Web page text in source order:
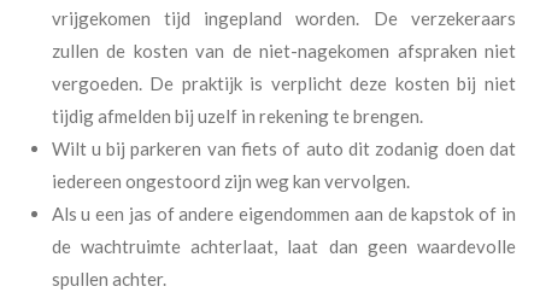
vrijgekomen tijd ingepland worden. De verzekeraars
zullen de kosten van de niet-nagekomen afspraken niet
vergoeden. De praktijk is verplicht deze kosten bij niet
tijdig afmelden bij uzelf in rekening te brengen.
Wilt u bij parkeren van fiets of auto dit zodanig doen dat
iedereen ongestoord zijn weg kan vervolgen.
Als u een jas of andere eigendommen aan de kapstok of in
de wachtruimte achterlaat, laat dan geen waardevolle
spullen achter.